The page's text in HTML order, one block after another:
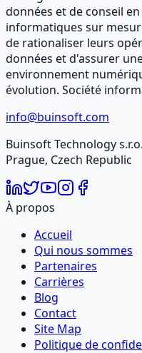
données et de conseil
informatiques sur
de rationaliser leurs
données et d'assurer
environnement
évolution. Société
info@buinsoft.com
Buinsoft Technology s.r.o.
Prague, Czech Republic
À propos
Accueil
Qui nous sommes
Partenaires
Carrières
Blog
Contact
Site Map
Politique de